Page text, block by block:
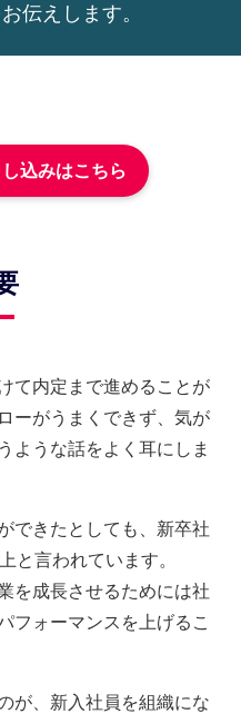
伝えします。
込みはこちら
て内定まで進めることが
ーがうまくできず、気が
ような話をよく耳にしま
できたとしても、新卒社
と言われています。
を成長させるためには社
フォーマンスを上げるこ
が、新入社員を組織にな